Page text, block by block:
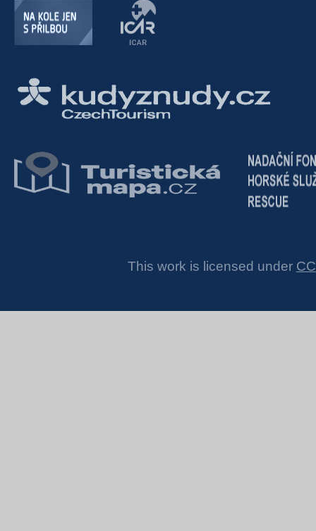
This work is licensed under